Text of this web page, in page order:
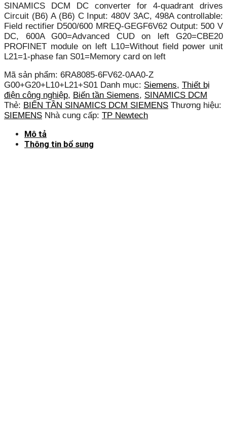
SINAMICS DCM DC converter for 4-quadrant drives
Circuit (B6) A (B6) C Input: 480V 3AC, 498A controllable:
Field rectifier D500/600 MREQ-GEGF6V62 Output: 500 V
DC, 600A G00=Advanced CUD on left G20=CBE20
PROFINET module on left L10=Without field power unit
L21=1-phase fan S01=Memory card on left
Mã sản phẩm: 6RA8085-6FV62-0AA0-Z
G00+G20+L10+L21+S01 Danh mục: Siemens, Thiết bị
điện công nghiệp, Biến tần Siemens, SINAMICS DCM
Thẻ: BIẾN TẦN SINAMICS DCM SIEMENS Thương hiệu:
SIEMENS Nhà cung cấp: TP Newtech
Mô tả
Thông tin bổ sung